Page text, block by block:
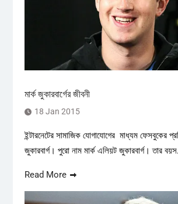
মার্ক জুকারবার্গের জীবনী
18 Jan 2015
ইন্টারনেটের সামাজিক যোগাযোগের মাধ্যম ফেসবুকের
জুকারবার্গ। পুরো নাম মার্ক এলিয়ট জুকারবার্গ। তার
Read More